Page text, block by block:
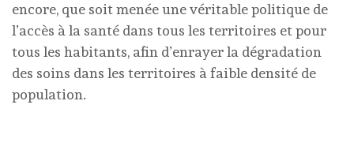
encore, que soit menée une véritable politique de
l’accès à la santé dans tous les territoires et pour
tous les habitants, afin d’enrayer la dégradation
des soins dans les territoires à faible densité de
population.